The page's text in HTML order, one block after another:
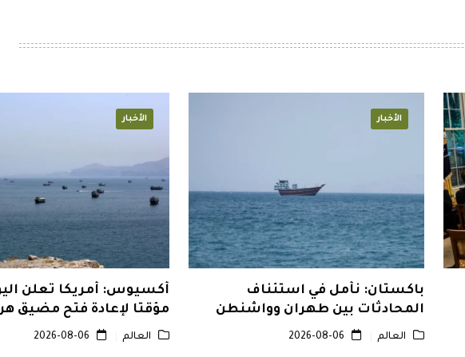
الأخبار
باكستان: نأمل في استئناف
المحادثات بين طهران وواشنطن
العالم
الأخبار
أكسيوس: أمريكا تعلن
مؤقتا لإعادة فتح مضيق
العالم